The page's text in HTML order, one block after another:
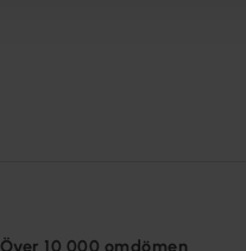
Över 10 000 omdömen